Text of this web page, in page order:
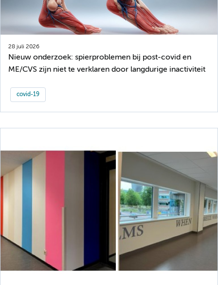
28 juli 2026
Nieuw onderzoek: spierproblemen bij post-covid en
ME/CVS zijn niet te verklaren door langdurige inactiviteit
covid-19